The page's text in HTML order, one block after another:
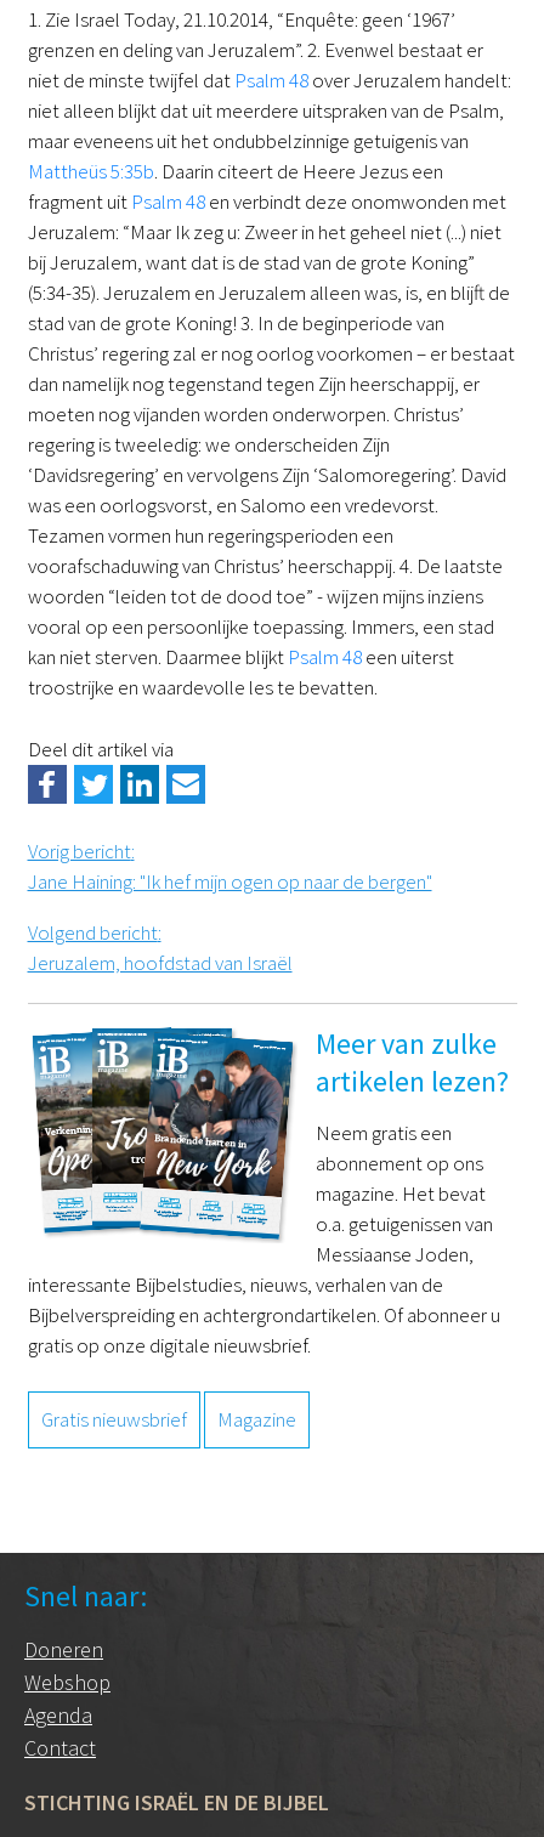
1. Zie Israel Today, 21.10.2014, “Enquête: geen ‘1967’
grenzen en deling van Jeruzalem”. 2. Evenwel bestaat er
niet de minste twijfel dat Psalm 48over Jeruzalem handelt:
niet alleen blijkt dat uit meerdere uitspraken van de Psalm,
maar eveneens uit het ondubbelzinnige getuigenis van
Mattheüs 5:35b. Daarin citeert de Heere Jezus een
fragment uit Psalm 48en verbindt deze onomwonden met
Jeruzalem: “Maar Ik zeg u: Zweer in het geheel niet (...) niet
bij Jeruzalem, want dat is de stad van de grote Koning”
(5:34-35). Jeruzalem en Jeruzalem alleen was, is, en blijft de
stad van de grote Koning! 3. In de beginperiode van
Christus’ regering zal er nog oorlog voorkomen – er bestaat
dan namelijk nog tegenstand tegen Zijn heerschappij, er
moeten nog vijanden worden onderworpen. Christus’
regering is tweeledig: we onderscheiden Zijn
‘Davidsregering’ en vervolgens Zijn ‘Salomoregering’. David
was een oorlogsvorst, en Salomo een vredevorst.
Tezamen vormen hun regeringsperioden een
voorafschaduwing van Christus’ heerschappij. 4. De laatste
woorden “leiden tot de dood toe” - wijzen mijns inziens
vooral op een persoonlijke toepassing. Immers, een stad
kan niet sterven. Daarmee blijkt Psalm 48een uiterst
troostrijke en waardevolle les te bevatten.
Deel dit artikel via
Vorig bericht:
Jane Haining: "Ik hef mijn ogen op naar de bergen"
Volgend bericht:
Jeruzalem, hoofdstad van Israël
Meer van zulke
artikelen lezen?
Neem gratis een
abonnement op ons
magazine. Het bevat
o.a. getuigenissen van
Messiaanse Joden,
interessante Bijbelstudies, nieuws, verhalen van de
Bijbelverspreiding en achtergrondartikelen. Of abonneer u
gratis op onze digitale nieuwsbrief.
Gratis nieuwsbrief Magazine
Snel naar:
Doneren
Webshop
Agenda
Contact
STICHTING ISRAËL EN DE BIJBEL